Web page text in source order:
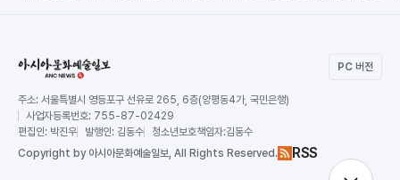
PC 버전
주소: 서울특별시 영등포구 선유로 265, 6층(양평동4가, 국민은행)
사업자등록번호: 755-87-02429
편집인: 박진우 발행인: 김동수 청소년보호책임자:김동수
Copyright by 아시아문화예술일보, All Rights Reserved. RSS